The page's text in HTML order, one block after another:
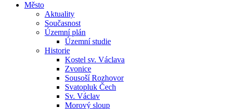
Město
Aktuality
Současnost
Územní plán
Územní studie
Historie
Kostel sv. Václava
Zvonice
Sousoší Rozhovor
Svatopluk Čech
Sv. Václav
Morový sloup